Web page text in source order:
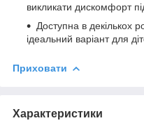
викликати дискомфорт
Доступна в декількох
ідеальний варіант для
Приховати
Характеристики